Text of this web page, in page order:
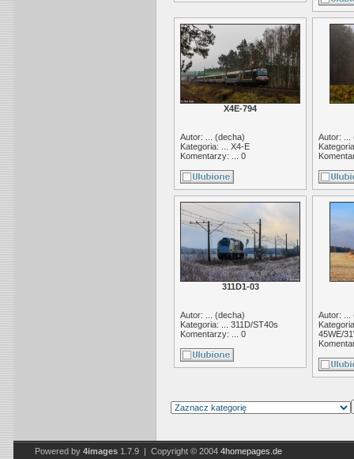
X4E-794
Autor: ... (decha)
Kategoria: ... X4-E
Komentarzy: ... 0
Autor: ...
311D1-03
Autor: ... (decha)
Kategoria: ... 311D/ST40s
Komentarzy: ... 0
Autor: ...
45WE/
Powered by 4images 1.7.9 | Copyright © 2004 4homepages.de